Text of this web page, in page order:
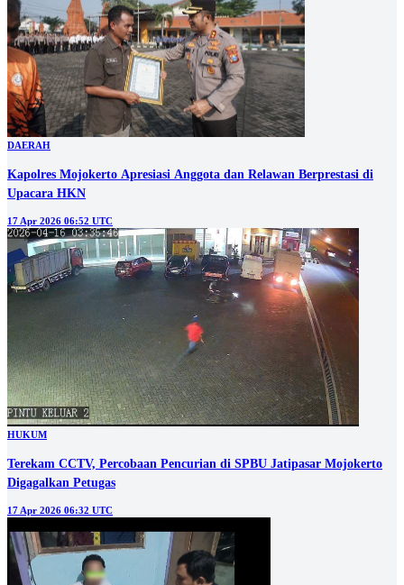
DAERAH
Kapolres Mojokerto Apresiasi Anggota dan Relawan Berprestasi di
Upacara HKN
17 Apr 2026 06:52 UTC
HUKUM
Terekam CCTV, Percobaan Pencurian di SPBU Jatipasar Mojokerto
Digagalkan Petugas
17 Apr 2026 06:32 UTC